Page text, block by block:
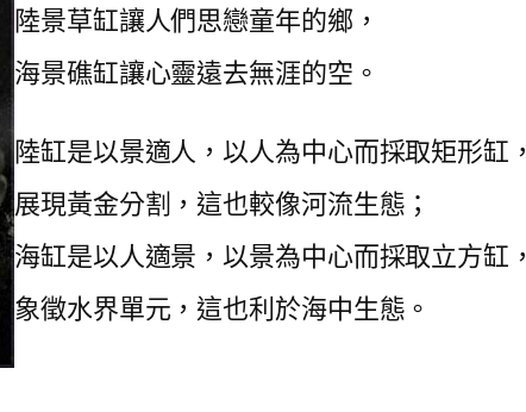
陸景草缸讓人們思戀童年的鄉，
海景礁缸讓心靈遠去無涯的空。
陸缸是以景適人，以人為中心而採取矩形缸，
展現黃金分割，這也較像河流生態；
海缸是以人適景，以景為中心而採取立方缸，
象徵水界單元，這也利於海中生態。